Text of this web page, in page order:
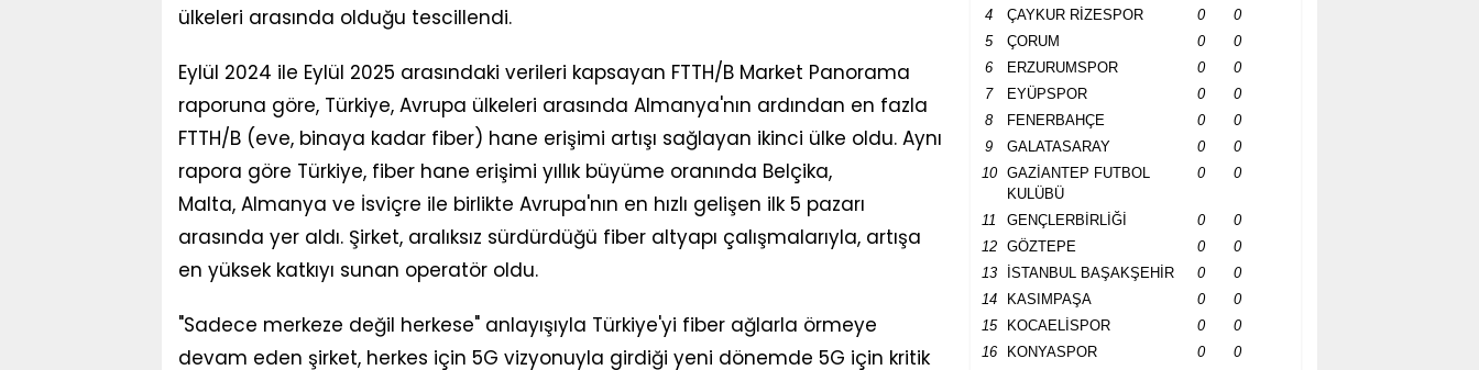
ülkeleri arasında olduğu tescillendi.
Eylül 2024 ile Eylül 2025 arasındaki verileri kapsayan FTTH/B Market Panorama
raporuna göre, Türkiye, Avrupa ülkeleri arasında Almanya'nın ardından en fazla
FTTH/B (eve, binaya kadar fiber) hane erişimi artışı sağlayan ikinci ülke oldu. Aynı
rapora göre Türkiye, fiber hane erişimi yıllık büyüme oranında Belçika,
Malta, Almanya ve İsviçre ile birlikte Avrupa'nın en hızlı gelişen ilk 5 pazarı
arasında yer aldı. Şirket, aralıksız sürdürdüğü fiber altyapı çalışmalarıyla, artışa
en yüksek katkıyı sunan operatör oldu.
"Sadece merkeze değil herkese" anlayışıyla Türkiye'yi fiber ağlarla örmeye
devam eden şirket, herkes için 5G vizyonuyla girdiği yeni dönemde 5G için kritik
4 ÇAYKUR RİZESPOR 0
0
5
ÇORUM 0
0
6
ERZURUMSPOR 0
0
7
EYÜPSPOR 0
0
8
FENERBAHÇE 0
0
9
GALATASARAY 0
0
10
GAZİANTEP FUTBOL
KULÜBÜ
0 0
11 GENÇLERBİRLİĞİ 0
0
12
GÖZTEPE 0
0
13
İSTANBUL BAŞAKŞEHİR 0
0
14
KASIMPAŞA 0
0
15
KOCAELİSPOR 0
0
16
KONYASPOR 0
0